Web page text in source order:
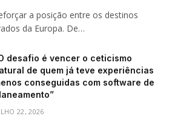
a posição entre os destinos
da Europa. De…
desafio é vencer o ceticismo
de quem já teve experiências
conseguidas com software de
22, 2026